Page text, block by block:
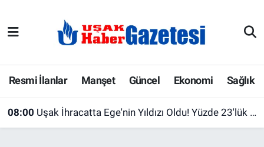
Resmi İlanlar Manşet Güncel Ekonomi Sağlık
08:00 Uşak İhracatta Ege'nin Yıldızı Oldu! Yüzde 23'lük Artışla Bölgenin Zirvesine Çıktı
E-Gazete
Ekonomi
Gazete İlanları
Uşak Hava Durumu
Uşak Trafik Yoğunluk Haritası
Süper Lig Puan Durumu ve Fikstür